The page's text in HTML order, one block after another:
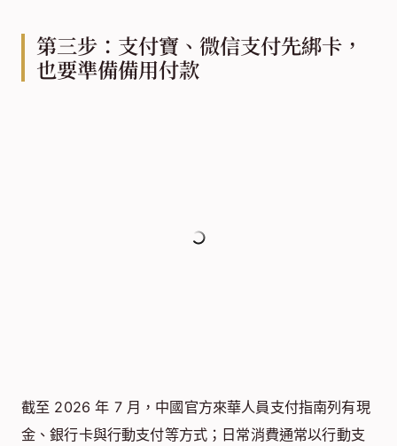
第三步：支付寶、微信支付先綁卡，
也要準備備用付款
截至 2026 年 7 月，中國官方來華人員支付指南列有現
金、銀行卡與行動支付等方式；日常消費通常以行動支